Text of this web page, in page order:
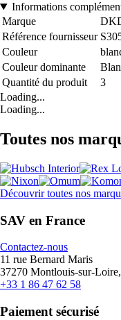
Informations
Marque
Référence fournisseur
Couleur
Couleur dominante
Quantité du produit
3
Loading...
Loading...
Toutes nos
Découvrir toutes nos
SAV en France
Contactez-nous
11 rue Bernard Maris
37270 Montlouis-sur-
+33 1 86 47 62 58
Paiement sécurisé